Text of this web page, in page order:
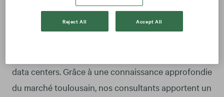
Spécialisées en immobilier d'entreprise à Toulouse,
nos équipes interviennent sur la commercialisation
data centers. Grâce à une connaissance approfondie
du marché toulousain, nos consultants apportent un
Reject All Accept All